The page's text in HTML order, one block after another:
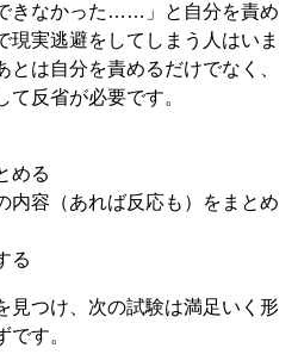
きなかった……」と自分を責め
現実逃避をしてしまう人はいま
は自分を責めるだけでなく、
反省が必要です。
める
内容（あれば反応も）をまとめ
る
見つけ、次の試験は満足いく形
す。